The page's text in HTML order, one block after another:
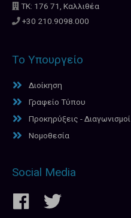
ΤΚ: 176 71, Καλλιθέα
+30 210.9098.000
Το Υπουργείο
Διοίκηση
Γραφείο Τύπου
Προκηρύξεις - Διαγωνισμοί
Νομοθεσία
Social Media